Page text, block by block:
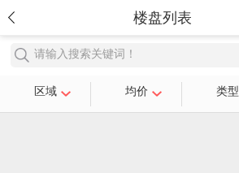
楼盘列表
请输入搜索关键词！
区域 均价 类型